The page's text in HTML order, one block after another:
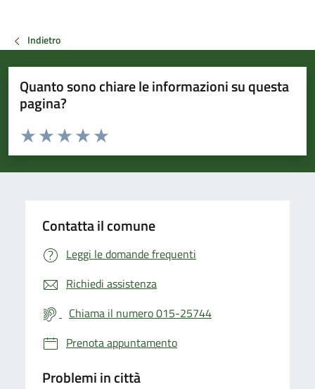
Indietro
Quanto sono chiare le informazioni su questa
pagina?
Valuta da 1 a 5 stelle la pagina
Valuta 5 stelle su 5
Valuta 4 stelle su 5
Valuta 3 stelle su 5
Valuta 2 stelle su 5
Valuta 1 stelle su 5
Contatta il comune
Leggi le domande frequenti
Richiedi assistenza
Chiama il numero 015-25744
Prenota appuntamento
Problemi in città